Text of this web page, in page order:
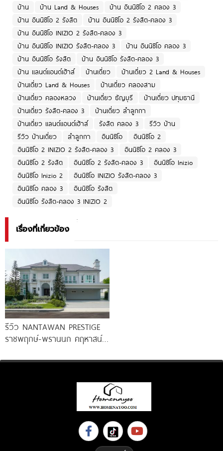
บ้าน
บ้าน Land & Houses
บ้าน อินนิซิโอ 2 คลอง 3
บ้าน อินนิซิโอ 2 รังสิต
บ้าน อินนิซิโอ 2 รังสิต-คลอง 3
บ้าน อินนิซิโอ INIZIO 2 รังสิต-คลอง 3
บ้าน อินนิซิโอ INIZIO รังสิต-คลอง 3
บ้าน อินนิซิโอ คลอง 3
บ้าน อินนิซิโอ รังสิต
บ้าน อินนิซิโอ รังสิต-คลอง 3
บ้าน แลนด์แอนด์เฮ้าส์
บ้านเดี่ยว
บ้านเดี่ยว 2 Land & Houses
บ้านเดี่ยว Land & Houses
บ้านเดี่ยว คลองสาม
บ้านเดี่ยว คลองหลวง
บ้านเดี่ยว ธัญบุรี
บ้านเดี่ยว ปทุมธานี
บ้านเดี่ยว รังสิต-คลอง 3
บ้านเดี่ยว ลำลูกกา
บ้านเดี่ยว แลนด์แอนด์เฮ้าส์
รังสิต คลอง 3
รีวิว บ้าน
รีวิว บ้านเดี่ยว
ลำลูกกา อินนิซิโอ
อินนิซิโอ 2
อินนิซิโอ 2 INIZIO 2 รังสิต-คลอง 3
อินนิซิโอ 2 คลอง 3
อินนิซิโอ 2 รังสิต
อินนิซิโอ 2 รังสิต-คลอง 3
อินนิซิโอ Inizio
อินนิซิโอ Inizio 2
อินนิซิโอ INIZIO รังสิต-คลอง 3
อินนิซิโอ คลอง 3
อินนิซิโอ รังสิต
อินนิซิโอ รังสิต-คลอง 3 INIZIO 2
เรื่องที่เกี่ยวข้อง
รีวิว NANTAWAN PRESTIGE
ราชพฤกษ์-พรานนก คฤหาสน์
เริ่ม